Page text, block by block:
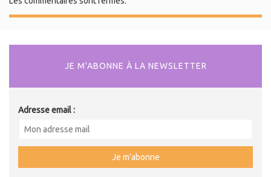
JE M'ABONNE À LA NEWSLETTER
Adresse email :